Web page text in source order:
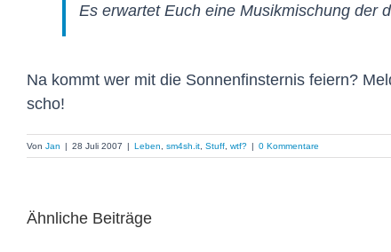
Es erwartet Euch eine Musikmischung der
Na kommt wer mit die Sonnenfinsternis feiern?
scho!
Von Jan | 28 Juli 2007 | Leben sm4sh.it Stuff wtf? | 0 Kommentare
Ähnliche Beiträge